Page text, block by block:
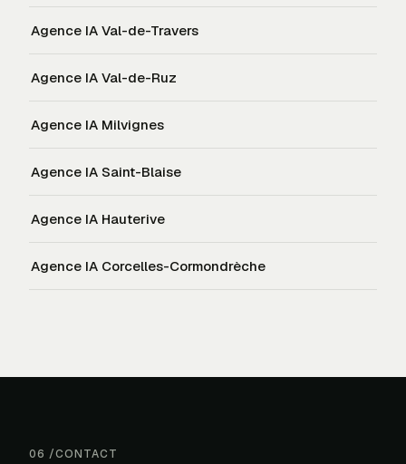
Agence IA Val-de-Travers
Agence IA Val-de-Ruz
Agence IA Milvignes
Agence IA Saint-Blaise
Agence IA Hauterive
Agence IA Corcelles-Cormondrèche
06 /CONTACT